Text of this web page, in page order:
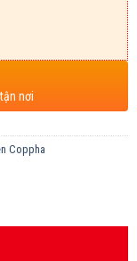
nơi
Coppha